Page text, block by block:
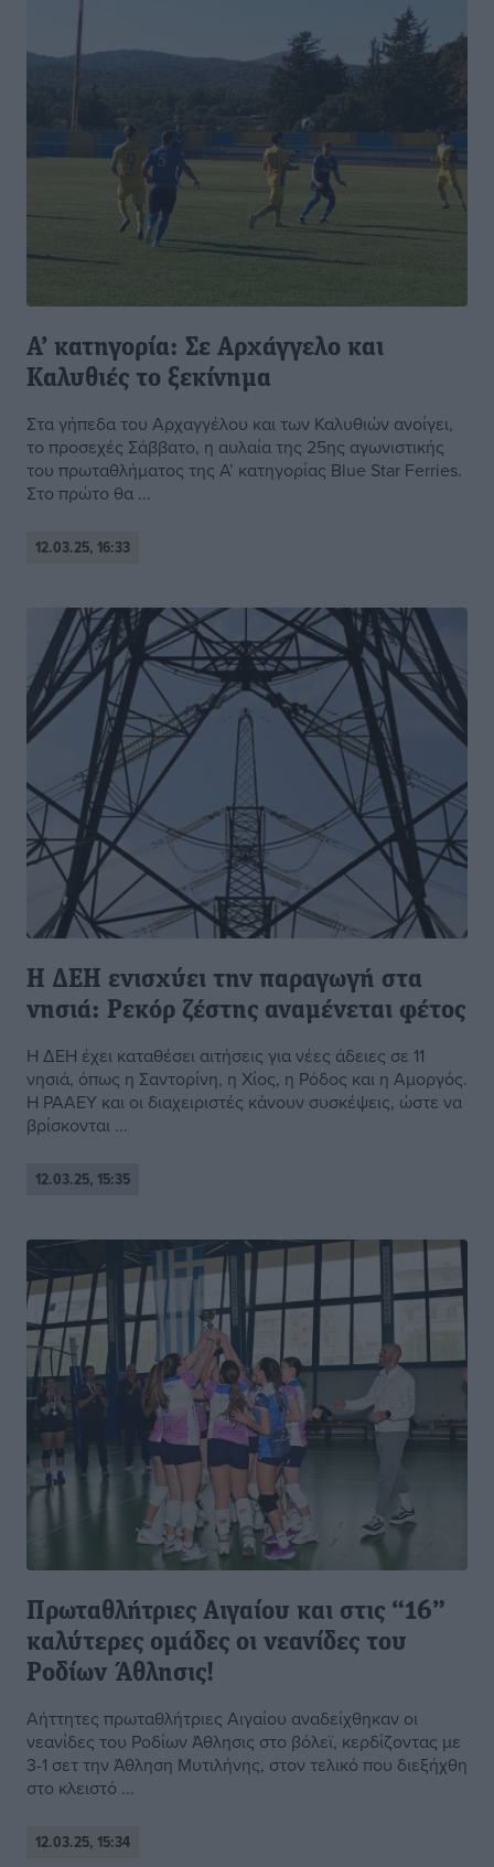
Α’ κατηγορία: Σε Αρχάγγελο και
Καλυθιές το ξεκίνημα
Στα γήπεδα του Αρχαγγέλου και των Καλυθιών ανοίγει,
το προσεχές Σάββατο, η αυλαία της 25ης αγωνιστικής
του πρωταθλήματος της Α’ κατηγορίας Blue Star Ferries.
Στο πρώτο θα ...
12.03.25, 16:33
Η ΔΕΗ ενισχύει την παραγωγή στα
νησιά: Ρεκόρ ζέστης αναμένεται φέτος
Η ΔΕΗ έχει καταθέσει αιτήσεις για νέες άδειες σε 11
νησιά, όπως η Σαντορίνη, η Χίος, η Ρόδος και η Αμοργός.
Η ΡΑΑΕΥ και οι διαχειριστές κάνουν συσκέψεις, ώστε να
βρίσκονται ...
12.03.25, 15:35
Πρωταθλήτριες Αιγαίου και στις “16”
καλύτερες ομάδες οι νεανίδες του
Ροδίων Άθλησις!
Αήττητες πρωταθλήτριες Αιγαίου αναδείχθηκαν οι
νεανίδες του Ροδίων Άθλησις στο βόλεϊ, κερδίζοντας με
3-1 σετ την Άθληση Μυτιλήνης, στον τελικό που διεξήχθη
στο κλειστό ...
12.03.25, 15:34